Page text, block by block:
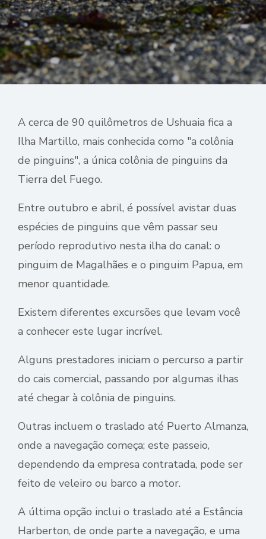
A cerca de 90 quilômetros de Ushuaia fica a
Ilha Martillo, mais conhecida como "a colônia
de pinguins", a única colônia de pinguins da
Tierra del Fuego.
Entre outubro e abril, é possível avistar duas
espécies de pinguins que vêm passar seu
período reprodutivo nesta ilha do canal: o
pinguim de Magalhães e o pinguim Papua, em
menor quantidade.
Existem diferentes excursões que levam você
a conhecer este lugar incrível.
Alguns prestadores iniciam o percurso a partir
do cais comercial, passando por algumas ilhas
até chegar à colônia de pinguins.
Outras incluem o traslado até Puerto Almanza,
onde a navegação começa; este passeio,
dependendo da empresa contratada, pode ser
feito de veleiro ou barco a motor.
A última opção inclui o traslado até a Estância
Harberton, de onde parte a navegação, e uma